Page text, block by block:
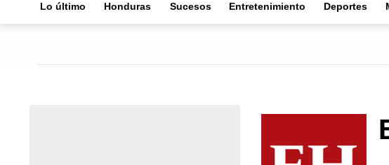
Lo último Honduras Sucesos Entretenimiento Deportes